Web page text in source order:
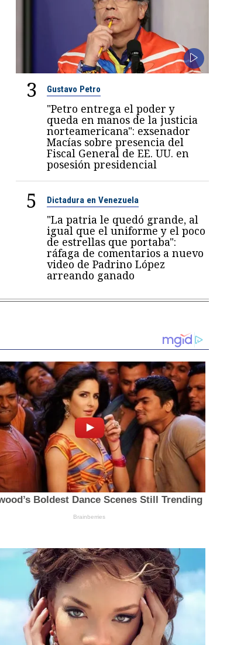
3 Gustavo Petro
"Petro entrega el poder y
queda en manos de la justicia
norteamericana": exsenador
Macías sobre presencia del
Fiscal General de EE. UU. en
posesión presidencial
5 Dictadura en Venezuela
"La patria le quedó grande, al
igual que el uniforme y el poco
de estrellas que portaba":
ráfaga de comentarios a nuevo
video de Padrino López
arreando ganado